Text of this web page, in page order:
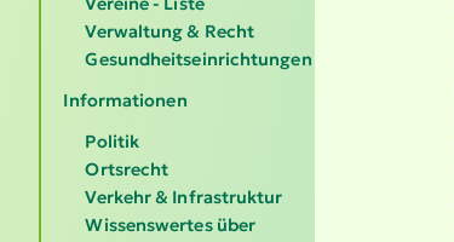
Verwaltung & Recht
Gesundheitseinrichtungen
Informationen
Politik
Ortsrecht
Verkehr & Infrastruktur
Wissenswertes über